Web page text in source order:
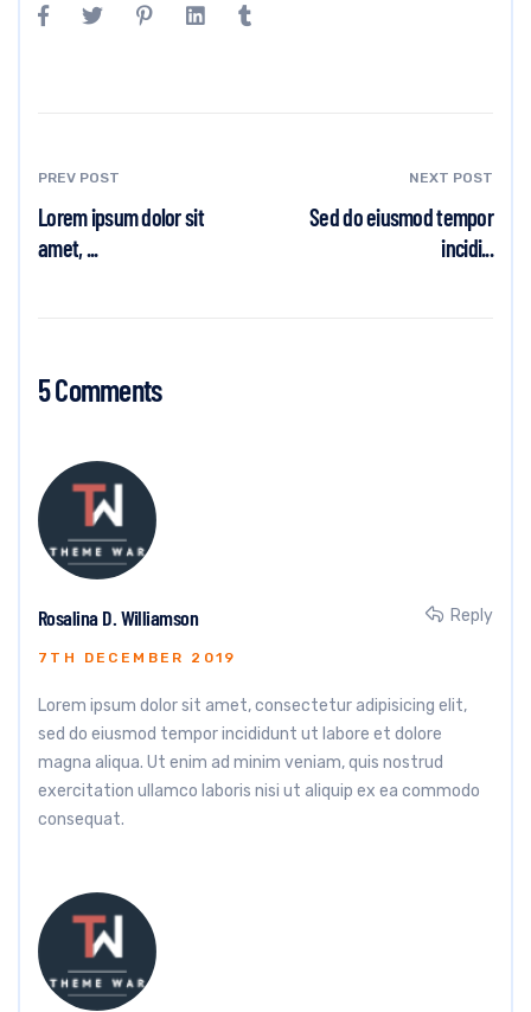
PREV POST
Lorem ipsum dolor sit
amet, ...
NEXT POST
Sed do eiusmod tempor
incidi...
5 Comments
Rosalina D. Williamson
7TH DECEMBER 2019
Reply
Lorem ipsum dolor sit amet, consectetur adipisicing elit,
sed do eiusmod tempor incididunt ut labore et dolore
magna aliqua. Ut enim ad minim veniam, quis nostrud
exercitation ullamco laboris nisi ut aliquip ex ea commodo
consequat.